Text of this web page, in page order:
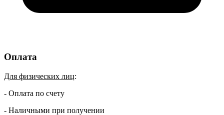
Оплата
Для физических лиц:
- Оплата по счету
- Наличными при получении